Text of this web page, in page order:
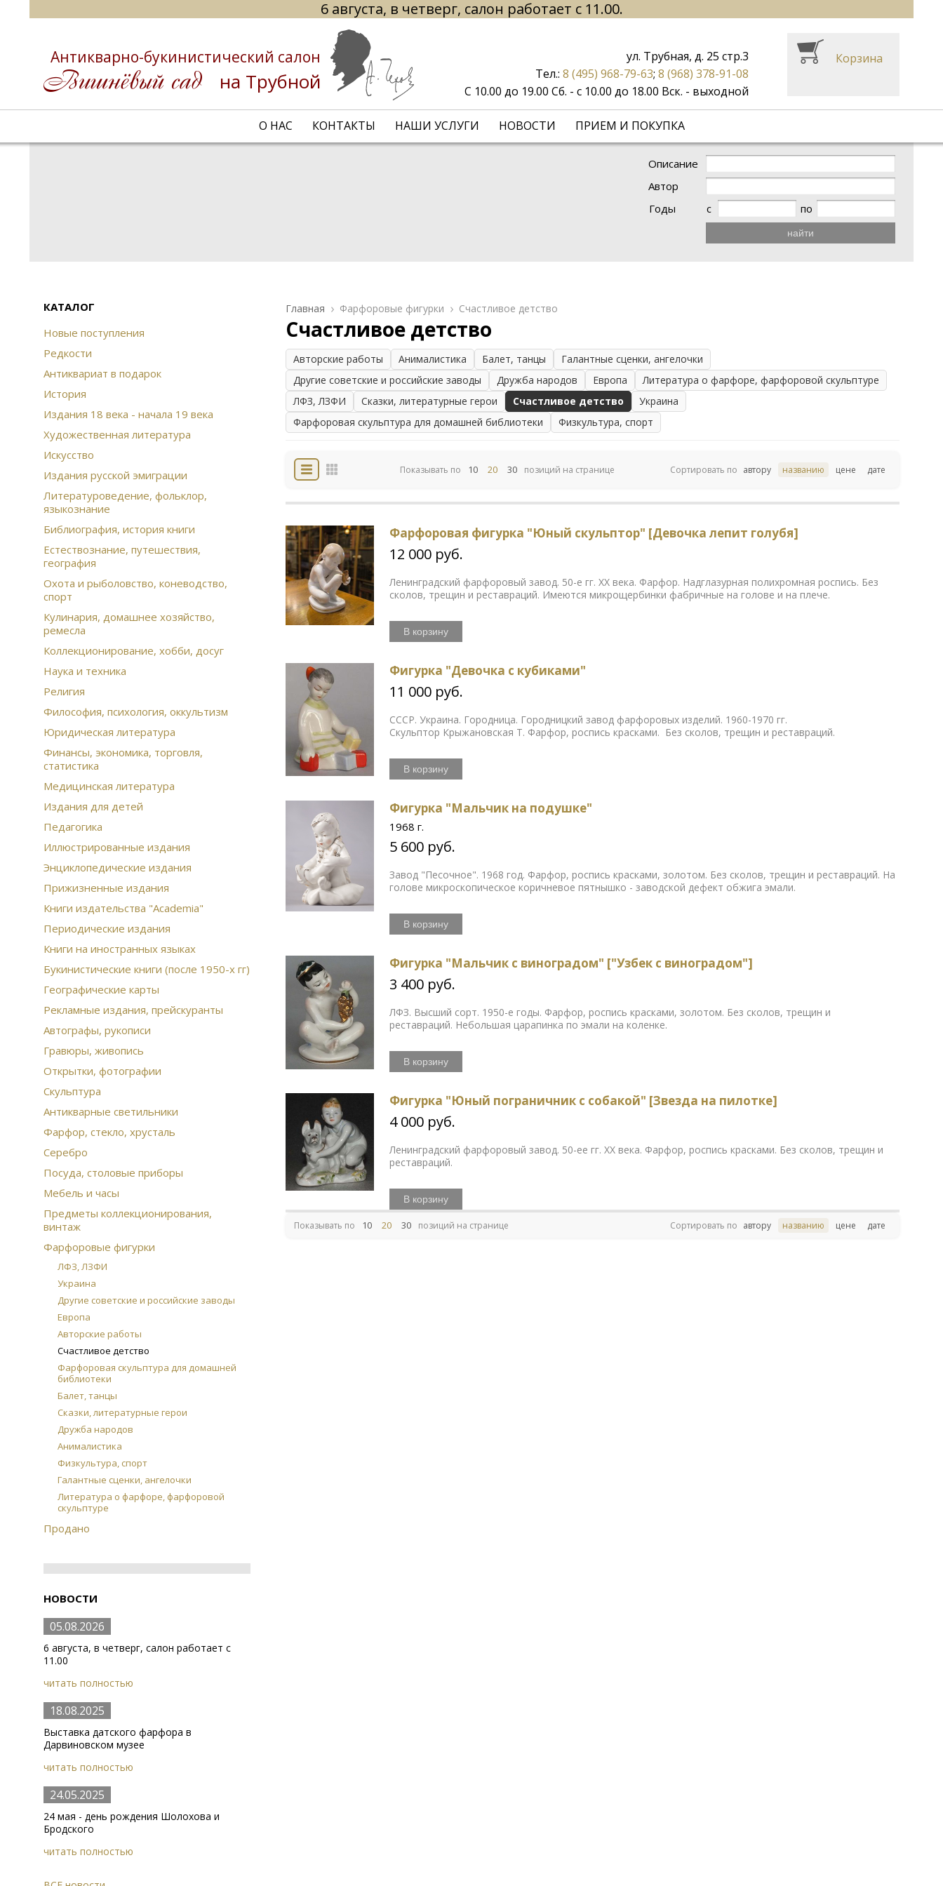
6 августа, в четверг, салон работает с 11.00.
Антикварно-букинистический салон
на Трубной
О НАС КОНТАКТЫ НАШИ УСЛУГИ НОВОСТИ ПРИЕМ И ПОКУПКА
ул. Трубная, д. 25 стр.3
Тел.: 8 (495) 968-79-63; 8 (968) 378-91-08
С 10.00 до 19.00 Сб. - с 10.00 до 18.00 Вск. - выходной
Корзина
Описание
Автор
Годы
с по
найти
КАТАЛОГ
Новые поступления
Редкости
Антиквариат в подарок
История
Издания 18 века - начала 19 века
Художественная литература
Искусство
Издания русской эмиграции
Литературоведение, фольклор,
языкознание
Библиография, история книги
Естествознание, путешествия,
география
Охота и рыболовство, коневодство,
спорт
Кулинария, домашнее хозяйство,
ремесла
Коллекционирование, хобби, досуг
Наука и техника
Религия
Философия, психология, оккультизм
Юридическая литература
Финансы, экономика, торговля,
статистика
Медицинская литература
Издания для детей
Педагогика
Иллюстрированные издания
Энциклопедические издания
Прижизненные издания
Книги издательства "Academia"
Периодические издания
Книги на иностранных языках
Букинистические книги (после 1950-х гг)
Географические карты
Рекламные издания, прейскуранты
Автографы, рукописи
Гравюры, живопись
Открытки, фотографии
Скульптура
Антикварные светильники
Фарфор, стекло, хрусталь
Серебро
Посуда, столовые приборы
Мебель и часы
Предметы коллекционирования,
винтаж
Фарфоровые фигурки
ЛФЗ, ЛЗФИ
Украина
Другие советские и российские заводы
Европа
Авторские работы
Счастливое детство
Фарфоровая скульптура для домашней
библиотеки
Балет, танцы
Сказки, литературные герои
Дружба народов
Анималистика
Физкультура, спорт
Галантные сценки, ангелочки
Литература о фарфоре, фарфоровой
скульптуре
Продано
НОВОСТИ
05.08.2026
6 августа, в четверг, салон работает с
11.00
читать полностью
18.08.2025
Выставка датского фарфора в
Дарвиновском музее
читать полностью
24.05.2025
24 мая - день рождения Шолохова и
Бродского
читать полностью
Главная Фарфоровые фигурки Счастливое детство
Счастливое детство
Авторские работы Анималистика Балет, танцы
Галантные сценки, ангелочки
Другие советские и российские заводы
Дружба народов Европа
Литература о фарфоре, фарфоровой скульптуре
ЛФЗ, ЛЗФИ
Сказки, литературные герои Счастливое детство
Украина
Фарфоровая скульптура для домашней библиотеки
Физкультура, спорт
Показывать по 10 20 30 позиций на странице Сортировать по автору названию цене дате
Фарфоровая фигурка "Юный скульптор" [Девочка лепит голубя]
12 000 руб.
Ленинградский фарфоровый завод. 50-е гг. ХХ века. Фарфор. Надглазурная полихромная роспись. Без
сколов, трещин и реставраций. Имеются микрощербинки фабричные на голове и на плече.
В корзину
Фигурка "Девочка с кубиками"
11 000 руб.
СССР. Украина. Городница. Городницкий завод фарфоровых изделий. 1960-1970 гг.
Скульптор Крыжановская Т. Фарфор, роспись красками. Без сколов, трещин и реставраций.
В корзину
Фигурка "Мальчик на подушке"
1968 г.
5 600 руб.
Завод "Песочное". 1968 год. Фарфор, роспись красками, золотом. Без сколов, трещин и реставраций. На
голове микроскопическое коричневое пятнышко - заводской дефект обжига эмали.
В корзину
Фигурка "Мальчик с виноградом" ["Узбек с виноградом"]
3 400 руб.
ЛФЗ. Высший сорт. 1950-е годы. Фарфор, роспись красками, золотом. Без сколов, трещин и
реставраций. Небольшая царапинка по эмали на коленке.
В корзину
Фигурка "Юный пограничник с собакой" [Звезда на пилотке]
4 000 руб.
Ленинградский фарфоровый завод. 50-ее гг. ХХ века. Фарфор, роспись красками. Без сколов, трещин и
реставраций.
В корзину
Показывать по 10 20 30 позиций на странице Сортировать по автору названию цене дате